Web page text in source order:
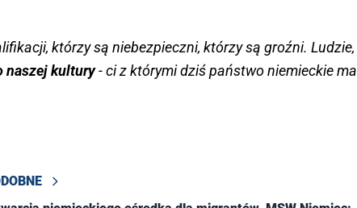
którzy są niebezpieczni, którzy są groźni. Ludzie,
naszej kultury- ci z którymi dziś państwo niemieckie ma